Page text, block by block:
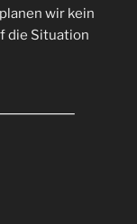
wir kein
die Situation